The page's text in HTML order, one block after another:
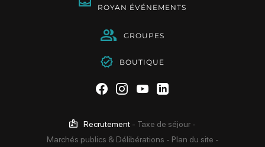
ROYAN ÉVÉNEMENTS
GROUPES
BOUTIQUE
Suivez-nous sur Facebook
Suivez-nous sur
Suivez-nous sur
Suivez-nous sur
Recrutement - Taxe de séjour -
Marchés publics & Délibérations - Plan du site -